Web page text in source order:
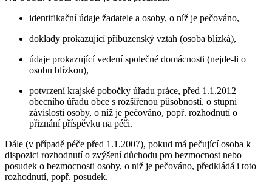
identifikační údaje žadatele a osoby, o níž je pečováno,
doklady prokazující příbuzenský vztah (osoba blízká),
údaje prokazující vedení společné domácnosti (nejde-li o
osobu blízkou),
potvrzení krajské pobočky úřadu práce, před 1.1.2012
obecního úřadu obce s rozšířenou působností, o stupni
závislosti osoby, o níž je pečováno, popř. rozhodnutí o
přiznání příspěvku na péči.
Dále (v případě péče před 1.1.2007), pokud má pečující osoba k
dispozici rozhodnutí o zvýšení důchodu pro bezmocnost nebo
posudek o bezmocnosti osoby, o niž je pečováno, předkládá i toto
rozhodnutí, popř. posudek.